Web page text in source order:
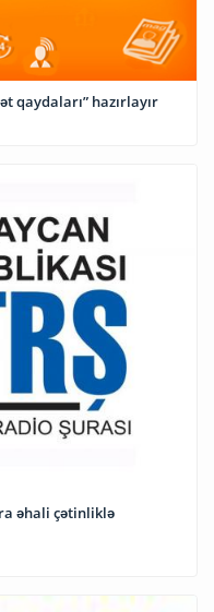
qaydaları” hazırlayır
əhali çətinliklə